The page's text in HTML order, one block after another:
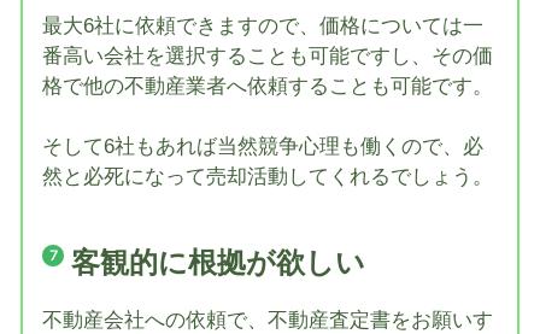
最大6社に依頼できますので、価格については一
番高い会社を選択することも可能ですし、その価
格で他の不動産業者へ依頼することも可能です。
そして6社もあれば当然競争心理も働くので、必
然と必死になって売却活動してくれるでしょう。
客観的に根拠が欲しい
不動産会社への依頼で、不動産査定書をお願いす